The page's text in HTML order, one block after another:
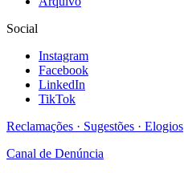
Social
Instagram
Facebook
LinkedIn
TikTok
Reclamações · Sugestões · Elogios
Canal de Denúncia